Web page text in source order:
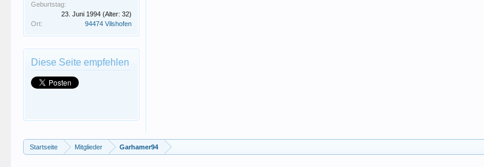
Geburtstag:
23. Juni 1994 (Alter: 32)
Ort:
94474 Vilshofen
Diese Seite empfehlen
Startseite Mitglieder Garhamer94